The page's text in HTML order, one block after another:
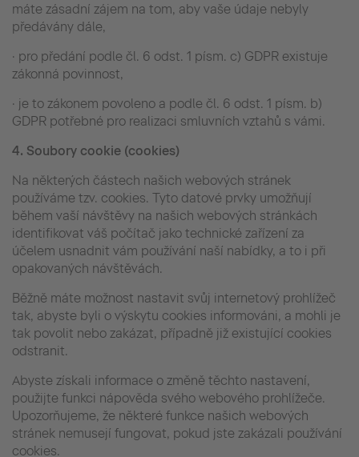
máte zásadní zájem na tom, aby vaše údaje nebyly
předávány dále,
· pro předání podle čl. 6 odst. 1 písm. c) GDPR existuje
zákonná povinnost,
· je to zákonem povoleno a podle čl. 6 odst. 1 písm. b)
GDPR potřebné pro realizaci smluvních vztahů s vámi.
4. Soubory cookie (cookies)
Na některých částech našich webových stránek
používáme tzv. cookies. Tyto datové prvky umožňují
během vaší návštěvy na našich webových stránkách
identifikovat váš počítač jako technické zařízení za
účelem usnadnit vám používání naší nabídky, a to i při
opakovaných návštěvách.
Běžně máte možnost nastavit svůj internetový prohlížeč
tak, abyste byli o výskytu cookies informováni, a mohli je
tak povolit nebo zakázat, případně již existující cookies
odstranit.
Abyste získali informace o změně těchto nastavení,
použijte funkci nápověda svého webového prohlížeče.
Upozorňujeme, že některé funkce našich webových
stránek nemusejí fungovat, pokud jste zakázali používání
cookies.